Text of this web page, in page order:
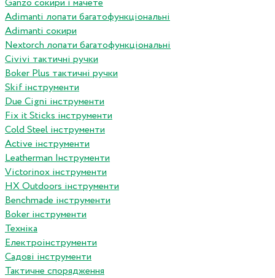
Ganzo сокири і мачете
Adimanti лопати багатофункціональні
Adimanti сокири
Nextorch лопати багатофункціональні
Сivivi тактичні ручки
Boker Plus тактичні ручки
Skif інструменти
Due Cigni інструменти
Fix it Sticks інструменти
Сold Steel інструменти
Active інструменти
Leatherman Інструменти
Victorinox інструменти
HX Outdoors інструменти
Benchmade інструменти
Boker інструменти
Техніка
Електроінструменти
Садові інструменти
Тактичне спорядження